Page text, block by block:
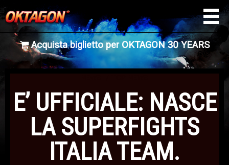
Acquista biglietto per OKTAGON 30 YEARS
E’ UFFICIALE: NASCE
LA SUPERFIGHTS
ITALIA TEAM.